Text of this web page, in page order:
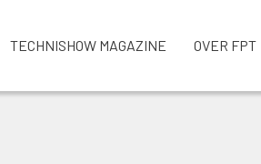
TECHNISHOW MAGAZINE OVER FPT